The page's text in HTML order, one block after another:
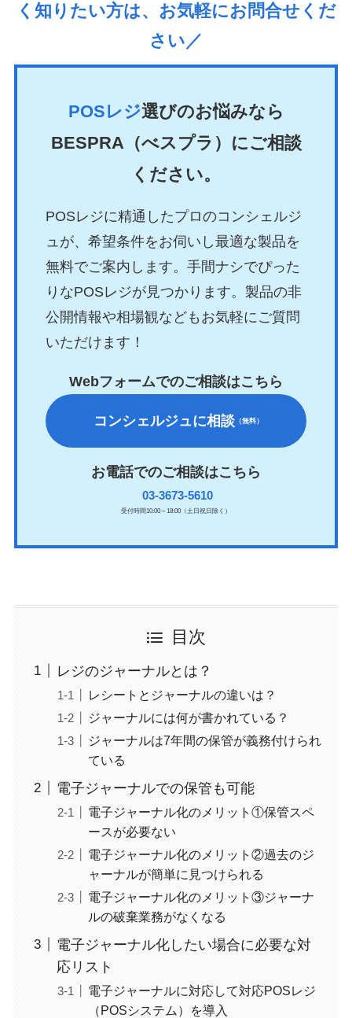
く知りたい方は、お気軽にお問合せくだ
さい／
POSレジ選びのお悩みなら
BESPRA（べスプラ）にご相談
ください。
POSレジに精通したプロのコンシェルジ
ュが、希望条件をお伺いし最適な製品を
無料でご案内します。手間ナシでぴった
りなPOSレジが見つかります。製品の非
公開情報や相場観などもお気軽にご質問
いただけます！
Webフォームでのご相談はこちら
コンシェルジュに相談（無料）
お電話でのご相談はこちら
03-3673-5610
受付時間10:00～18:00（土日祝日除く）
目次
レジのジャーナルとは？
レシートとジャーナルの違いは？
ジャーナルには何が書かれている？
ジャーナルは7年間の保管が義務付けられ
ている
電子ジャーナルでの保管も可能
電子ジャーナル化のメリット①保管スペ
ースが必要ない
電子ジャーナル化のメリット②過去のジ
ャーナルが簡単に見つけられる
電子ジャーナル化のメリット③ジャーナ
ルの破棄業務がなくなる
電子ジャーナル化したい場合に必要な対
応リスト
電子ジャーナルに対応して対応POSレジ
（POSシステム）を導入